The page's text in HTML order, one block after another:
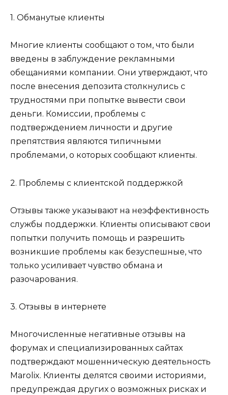
1. Обманутые клиенты
Многие клиенты сообщают о том, что были
введены в заблуждение рекламными
обещаниями компании. Они утверждают, что
после внесения депозита столкнулись с
трудностями при попытке вывести свои
деньги. Комиссии, проблемы с
подтверждением личности и другие
препятствия являются типичными
проблемами, о которых сообщают клиенты.
2. Проблемы с клиентской поддержкой
Отзывы также указывают на неэффективность
службы поддержки. Клиенты описывают свои
попытки получить помощь и разрешить
возникшие проблемы как безуспешные, что
только усиливает чувство обмана и
разочарования.
3. Отзывы в интернете
Многочисленные негативные отзывы на
форумах и специализированных сайтах
подтверждают мошенническую деятельность
Marolix. Клиенты делятся своими историями,
предупреждая других о возможных рисках и